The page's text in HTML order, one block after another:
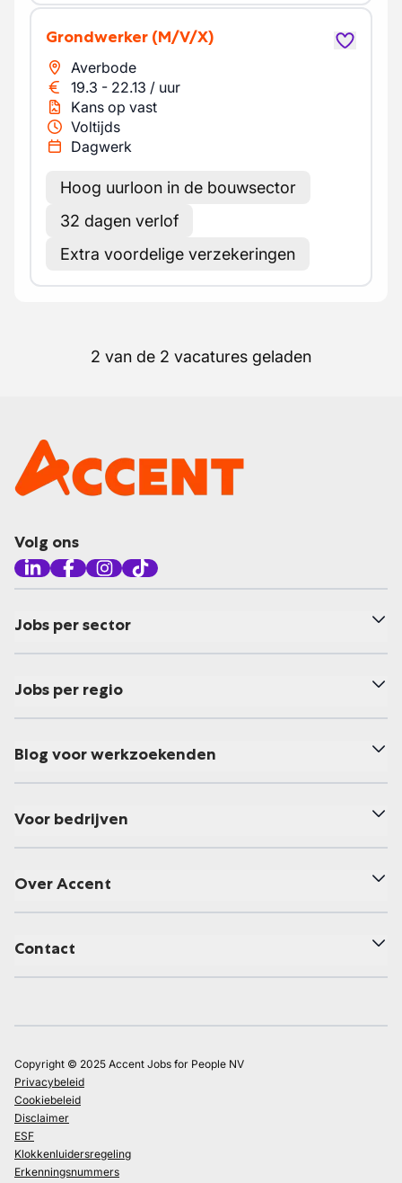
Grondwerker (M/V/X)
Averbode
19.3 - 22.13 / uur
Kans op vast
Voltijds
Dagwerk
Hoog uurloon in de bouwsector
32 dagen verlof
Extra voordelige verzekeringen
2 van de 2 vacatures geladen
Volg ons
Jobs per sector
Jobs per regio
Blog voor werkzoekenden
Voor bedrijven
Over Accent
Contact
Copyright © 2025 Accent Jobs for People NV
Privacybeleid
Cookiebeleid
Disclaimer
ESF
Klokkenluidersregeling
Erkenningsnummers